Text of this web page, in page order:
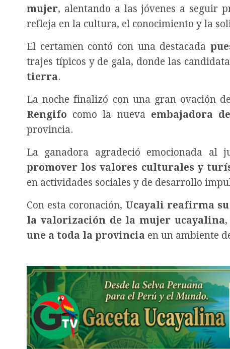
mujer, alentando a las jóvenes a seguir
refleja en la cultura, el conocimiento y la
El certamen contó con una destacada
trajes típicos y de gala, donde las
tierra.
La noche finalizó con una gran ovación
Rengifo como la nueva embajadora
provincia.
La ganadora agradeció emocionada al
promover los valores culturales y
en actividades sociales y de desarrollo
Con esta coronación, Ucayali reafirma
la valorización de la mujer ucayalina,
une a toda la provincia en un ambiente